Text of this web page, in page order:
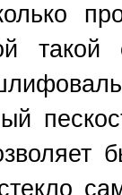
такой